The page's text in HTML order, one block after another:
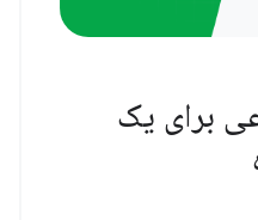
برای یک